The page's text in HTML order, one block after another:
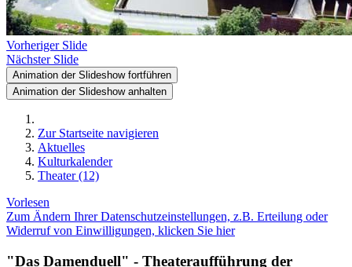
Vorheriger Slide
Nächster Slide
Animation der Slideshow fortführen
Animation der Slideshow anhalten
Zur Startseite navigieren
Aktuelles
Kulturkalender
Theater (12)
Vorlesen
Zum Ändern Ihrer Datenschutzeinstellungen, z.B. Erteilung oder
Widerruf von Einwilligungen, klicken Sie hier
"Das Damenduell" - Theateraufführung der